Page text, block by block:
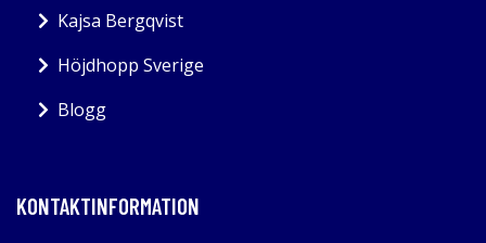
Kajsa Bergqvist
Höjdhopp Sverige
Blogg
KONTAKTINFORMATION